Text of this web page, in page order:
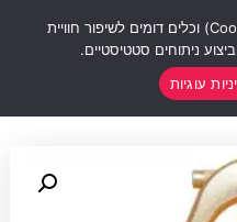
באתר נעשה שימוש בעוגיות (Cookies) וכלים דומים לשיפור חוויית
ניתוחים סטטיסטיים.
עוגיות